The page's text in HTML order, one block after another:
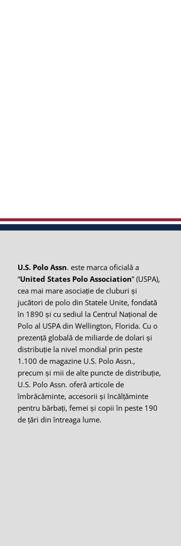
U.S. Polo Assn. este marca oficială a
“United States Polo Association” (USPA),
cea mai mare asociație de cluburi și
jucători de polo din Statele Unite, fondată
în 1890 și cu sediul la Centrul Național de
Polo al USPA din Wellington, Florida. Cu o
prezență globală de miliarde de dolari și
distribuție la nivel mondial prin peste
1.100 de magazine U.S. Polo Assn.,
precum și mii de alte puncte de distribuție,
U.S. Polo Assn. oferă articole de
îmbrăcăminte, accesorii și încălțăminte
pentru bărbați, femei și copii în peste 190
de țări din întreaga lume.